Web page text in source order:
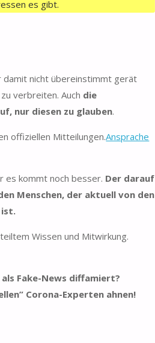
es gibt.
damit nicht übereinstimmt gerät
verbreiten. Auch die
nur diesen zu glauben.
offiziellen Mitteilungen.Ansprache
es kommt noch besser. Der darauf
Menschen, der aktuell von den
ist.
Wissen und Mitwirkung.
Fake-News diffamiert?
Corona-Experten ahnen!